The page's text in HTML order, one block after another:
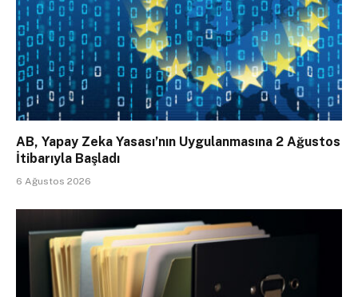
AB, Yapay Zeka Yasası’nın Uygulanmasına 2 Ağustos
İtibarıyla Başladı
6 Ağustos 2026